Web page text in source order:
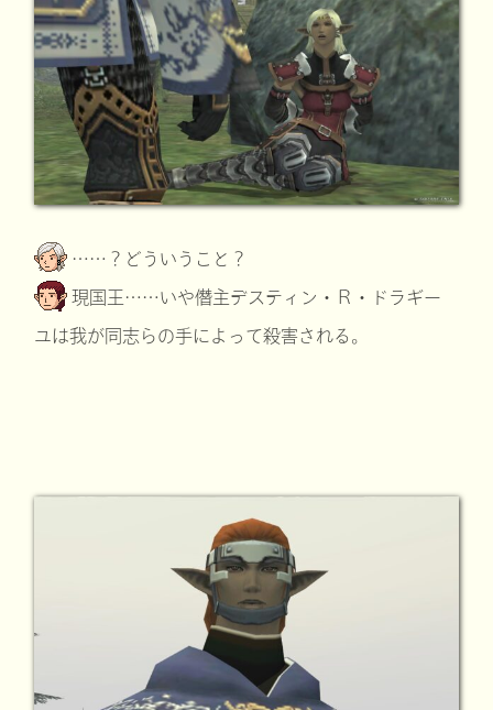
……？どういうこと？
現国王……いや僭主デスティン・Ｒ・ドラギー
ユは我が同志らの手によって殺害される。